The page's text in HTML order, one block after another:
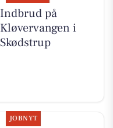
Indbrud på
Kløvervangen i
Skødstrup
JOBNYT